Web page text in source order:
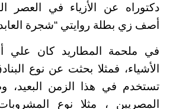
دكتوراه عن الأزياء في العصر
أصف زي بطلة روايتي “شجرة
في ملحمة المطاريد كان علي
الأشياء، فمثلا بحثت عن نوع
تستخدم في هذا الزمن البعيد،
المصريين ، مثلا نوع